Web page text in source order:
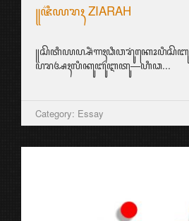
꧋ꦗ꦳ꦶꦪꦫꦃ ZIARAH
ꦥꦫꦄꦃꦭꦶꦏꦸꦧꦸꦂꦆꦠꦸ—ꦲꦶꦣ...
Category: Essay